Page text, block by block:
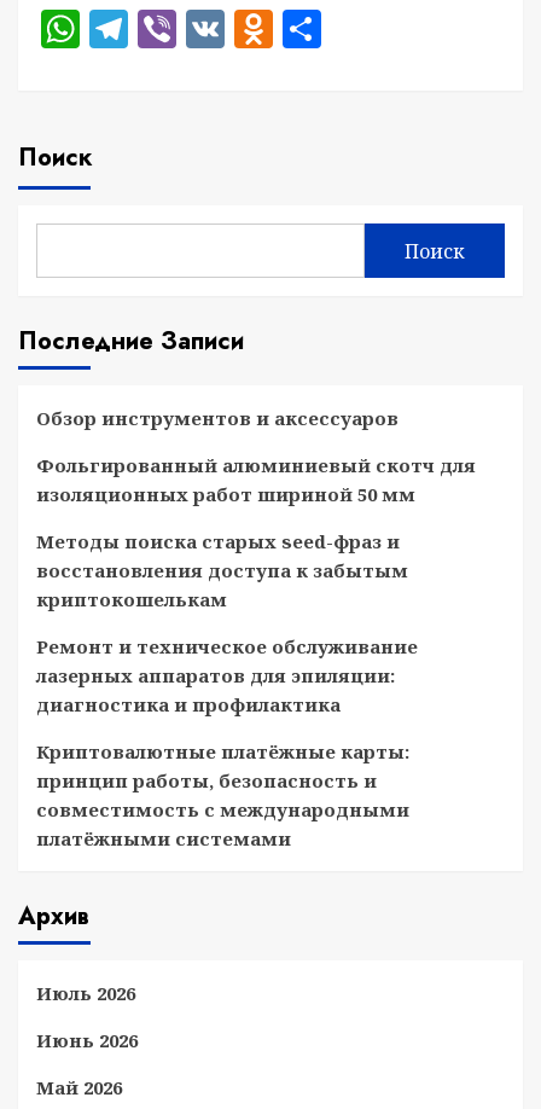
WhatsApp
Telegram
Viber
VKOdnoklassniki
Поиск
Поиск
Последние Записи
Обзор инструментов и аксессуаров
Фольгированный алюминиевый скотч для
изоляционных работ шириной 50 мм
Методы поиска старых seed-фраз и
восстановления доступа к забытым
криптокошелькам
Ремонт и техническое обслуживание
лазерных аппаратов для эпиляции:
диагностика и профилактика
Криптовалютные платёжные карты:
принцип работы, безопасность и
совместимость с международными
платёжными системами
Архив
Июль 2026
Июнь 2026
Май 2026